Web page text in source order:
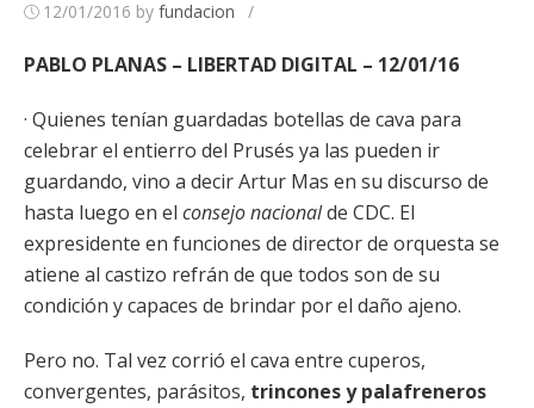
12/01/2016 by fundacion /
PABLO PLANAS – LIBERTAD DIGITAL – 12/01/16
· Quienes tenían guardadas botellas de cava para
celebrar el entierro del Prusés ya las pueden ir
guardando, vino a decir Artur Mas en su discurso de
hasta luego en el consejo nacionalde CDC. El
expresidente en funciones de director de orquesta se
atiene al castizo refrán de que todos son de su
condición y capaces de brindar por el daño ajeno.
Pero no. Tal vez corrió el cava entre cuperos,
convergentes, parásitos, trincones y palafreneros